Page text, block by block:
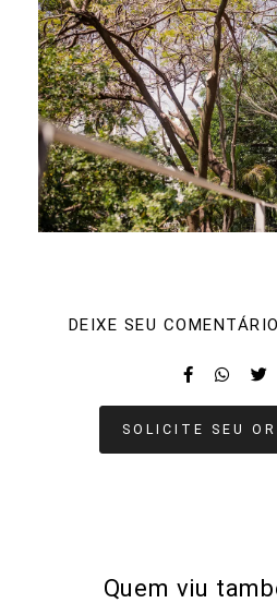
DEIXE SEU
SOLICITE SEU
Quem viu